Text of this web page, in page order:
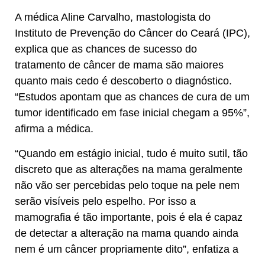
A médica Aline Carvalho, mastologista do
Instituto de Prevenção do Câncer do Ceará (IPC),
explica que as chances de sucesso do
tratamento de câncer de mama são maiores
quanto mais cedo é descoberto o diagnóstico.
“Estudos apontam que as chances de cura de um
tumor identificado em fase inicial chegam a 95%”,
afirma a médica.
“Quando em estágio inicial, tudo é muito sutil, tão
discreto que as alterações na mama geralmente
não vão ser percebidas pelo toque na pele nem
serão visíveis pelo espelho. Por isso a
mamografia é tão importante, pois é ela é capaz
de detectar a alteração na mama quando ainda
nem é um câncer propriamente dito”, enfatiza a